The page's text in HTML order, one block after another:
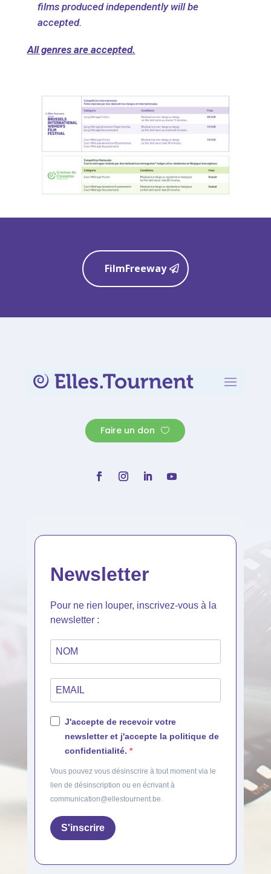
films produced independently will be
accepted.
All genres are accepted.
FilmFreeway
Faire un don
Newsletter
Pour ne rien louper, inscrivez-vous à la
newsletter :
J'accepte de recevoir votre
newsletter et j'accepte la politique de
confidentialité.
Vous pouvez vous désinscrire à tout moment via le
lien de désinscription ou en écrivant à
communication@ellestournent.be.
S'inscrire